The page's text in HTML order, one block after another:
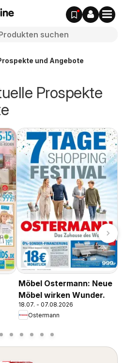
und Angebote
Prospekte
Möbel Ostermann: Neue
Möbel wirken Wunder.
18.07. - 07.08.2026
Ostermann